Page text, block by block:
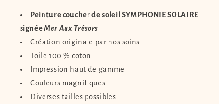
Peinture coucher de soleil SYMPHONIE SOLAIRE
signéeMer Aux Trésors
Création originale par nos soins
Toile 100 % coton
Impression haut de gamme
Couleurs magnifiques
Diverses tailles possibles